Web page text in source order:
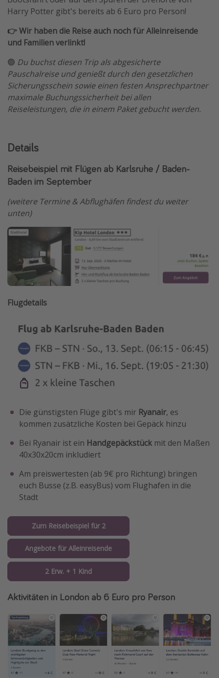
Bahnreisen in der Schweiz
Reisepassfreie Reiseziele
Travel Know How
Last Minute Urlaub Mallorca
Last Minute Urlaub Deutschland
Harry Potter gibt's bereits ab 6 Euro pro Person!
👉 Wir haben die Reise auch noch für Alleinreisende
und Familien verlinkt!
🟢 Du buchst diesen Trip als abgesicherte
Pauschalreise und genießt durch den gesetzlichen
Sicherungsschein sowie einen festen Ansprechpartner
maximale Buchungssicherheit bei allen
Reiseleistungen, die in einem Paket gebucht werden.
Details
Reisebeispiel mit Flügen ab Karlsruhe / Baden-
Baden im September
(weitere Termine & Abflughäfen findest du weiter
unten)
Flugdetails
Die günstigsten Flüge gibt's mir Ryanair, es
kommen zusätzliche Kosten bei Gepäck hinzu
Bei Ryanair ist ein Handgepäckstück mit den Maßen
40x30x20cm inkludiert
Am preiswertesten (ab 9€ pro Richtung) bringen
euch Busse (z.B. easyBus) vom Flughafen in die
Stadt
Zum Reisebeispiel für 2
Angebote für Alleinreisende
2 Erw. + 1 Kind
Aktivitäten in London ab 6 Euro pro Person